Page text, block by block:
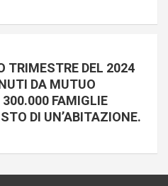
TRIMESTRE DEL 2024
DA MUTUO
FAMIGLIE
DI UN’ABITAZIONE.